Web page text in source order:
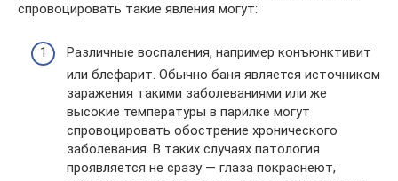
спровоцировать такие явления могут:
Различные воспаления, например конъюнктивит
или блефарит. Обычно баня является источником
заражения такими заболеваниями или же
высокие температуры в парилке могут
спровоцировать обострение хронического
заболевания. В таких случаях патология
проявляется не сразу — глаза покраснеют,